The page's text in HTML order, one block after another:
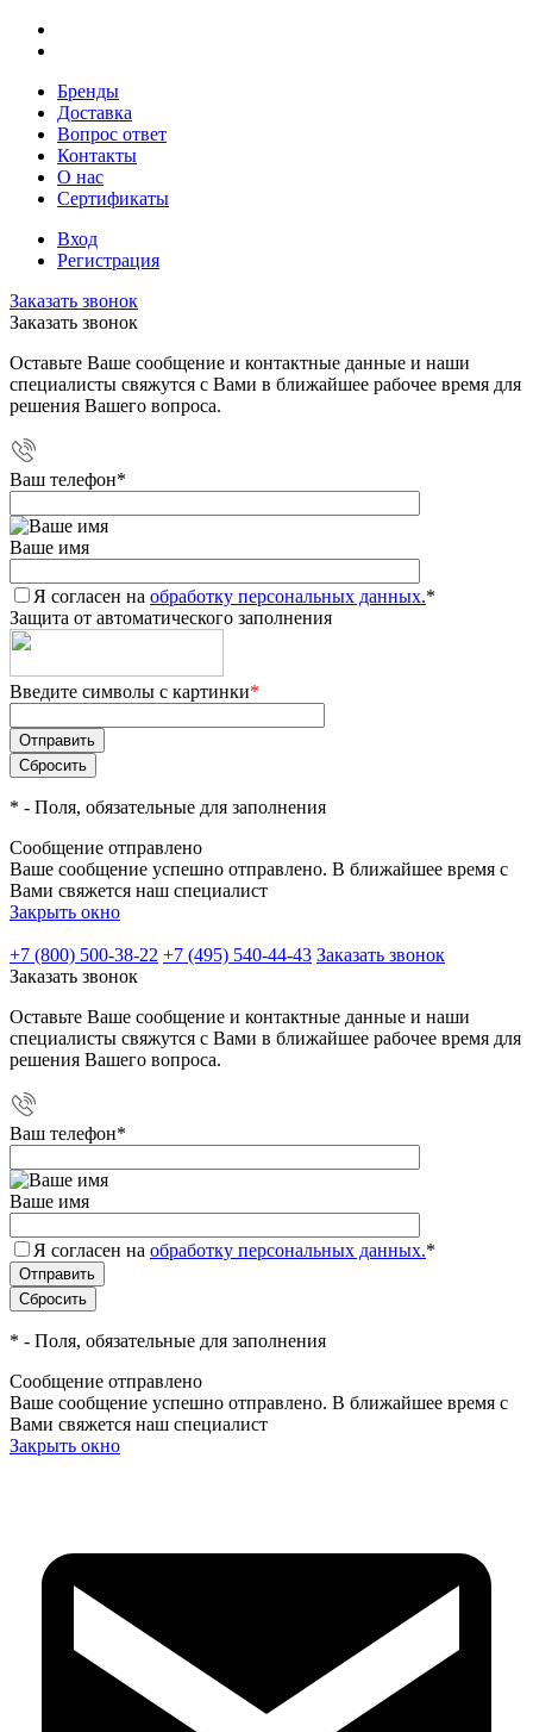
Бренды
Доставка
Вопрос ответ
Контакты
О нас
Сертификаты
Вход
Регистрация
Заказать звонок
Заказать звонок
Оставьте Ваше сообщение и контактные данные и наши
специалисты свяжутся с Вами в ближайшее рабочее время для
решения Вашего вопроса.
Ваш телефон*
Ваше имя
Я согласен на обработку персональных данных.*
Защита от автоматического заполнения
Введите символы с картинки*
* - Поля, обязательные для заполнения
Сообщение отправлено
Ваше сообщение успешно отправлено. В ближайшее время с
Вами свяжется наш специалист
Закрыть окно
+7 (800) 500-38-22 +7 (495) 540-44-43 Заказать звонок
Заказать звонок
Оставьте Ваше сообщение и контактные данные и наши
специалисты свяжутся с Вами в ближайшее рабочее время для
решения Вашего вопроса.
Ваш телефон*
Ваше имя
Я согласен на обработку персональных данных.*
* - Поля, обязательные для заполнения
Сообщение отправлено
Ваше сообщение успешно отправлено. В ближайшее время с
Вами свяжется наш специалист
Закрыть окно